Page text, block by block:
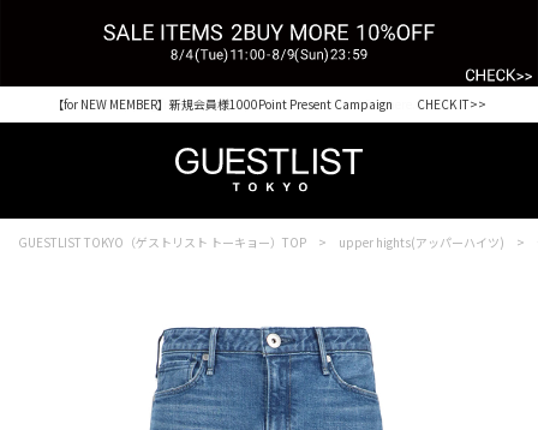
【for NEW MEMBER】新規会員様1000Point Present Campaign CHECK IT>>
GUESTLIST TOKYO（ゲストリスト トーキョー）TOP upper hights(アッパーハイツ)